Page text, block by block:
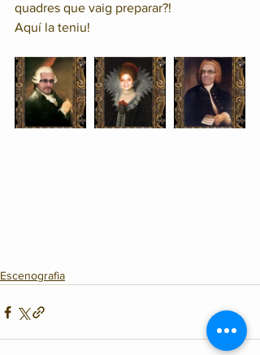
quadres que vaig preparar?!
Aquí la teniu!
Escenografia